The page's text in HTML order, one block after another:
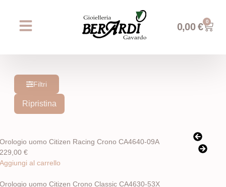
0,00€ 0
Filtri
Ripristina
Orologio uomo Citizen Racing Crono CA4640-09A
229,00 €
Aggiungi al carrello
Orologio uomo Citizen Crono Classic CA4630-53X